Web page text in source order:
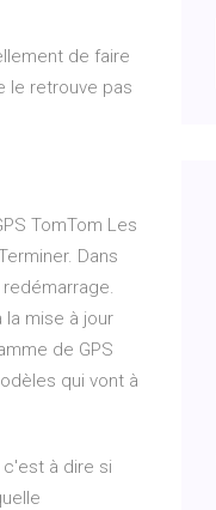
de faire
le retrouve pas
TomTom Les
Dans
la mise à jour
de GPS
qui vont à
c'est à dire si